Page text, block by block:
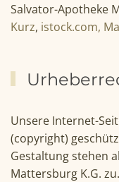
Salvator-Apotheke
Kurz, istock.com,
Unsere Internet-
(copyright)
Gestaltung stehen
Mattersburg K.G.